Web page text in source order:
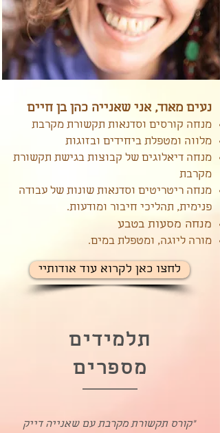
נעים מאוד, אני שאנייה כהן בן חיים​
מנחה קורסים וסדנאות תקשורת מקרבת
מלווה ומטפלת ביחידים ובזוגות
מנחה דיאלוגים של קבוצות בגישת תקשורת
מקרבת
מנחה ריטריטים וסדנאות שונות של עבודה
פנימית, תהליכי חיבור ומודעות.
מנחה מסעות בטבע
מורה ליוגה, ומטפלת במים.
לחצו כאן לקרוא עוד אודותיי
תלמידים
מספרים
"קורס תקשורת מקרבת עם שאנייה דייק